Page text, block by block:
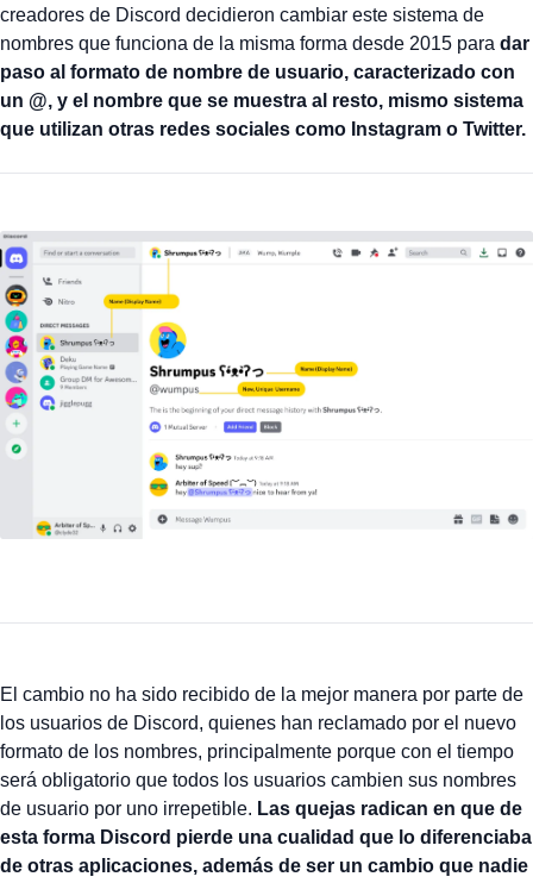
creadores de Discord decidieron cambiar este sistema de
nombres que funciona de la misma forma desde 2015 para dar
paso al formato de nombre de usuario, caracterizado con
un @, y el nombre que se muestra al resto, mismo sistema
que utilizan otras redes sociales como Instagram o Twitter.
El cambio no ha sido recibido de la mejor manera por parte de
los usuarios de Discord, quienes han reclamado por el nuevo
formato de los nombres, principalmente porque con el tiempo
será obligatorio que todos los usuarios cambien sus nombres
de usuario por uno irrepetible. Las quejas radican en que de
esta forma Discord pierde una cualidad que lo diferenciaba
de otras aplicaciones, además de ser un cambio que nadie